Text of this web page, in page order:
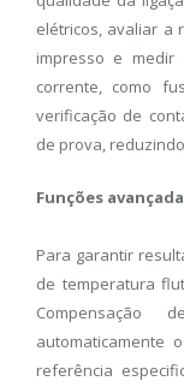
elétricos, avaliar a
impresso e medir
corrente, como
verificação de
de prova,
Funções
Para garantir
de temperatura
Compensação
automaticamente
referência